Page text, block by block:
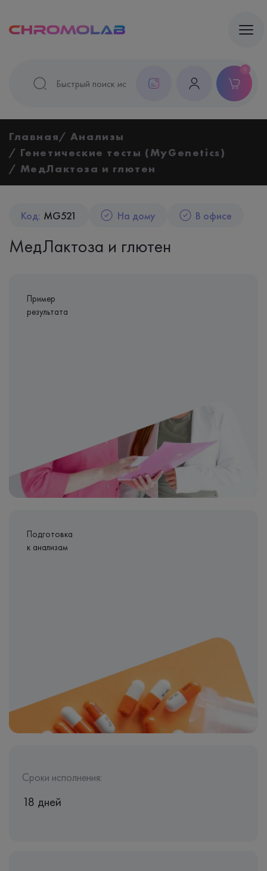
0
Главная
Анализы
Генетические тесты (MyGenetics)
МедЛактоза и глютен
Код: MG521 На дому В офисе
МедЛактоза и глютен
Пример
результата
Подготовка
к анализам
Сроки исполнения:
18 дней